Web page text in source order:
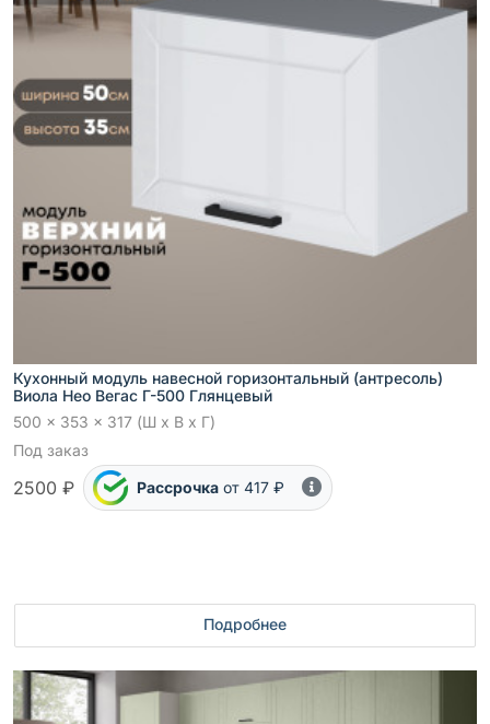
Кухонный модуль навесной горизонтальный (антресоль)
Виола Нео Вегас Г-500 Глянцевый
500 x 353 x 317 (Ш x В x Г)
Под заказ
2500 ₽ Рассрочка от 417 ₽
Подробнее